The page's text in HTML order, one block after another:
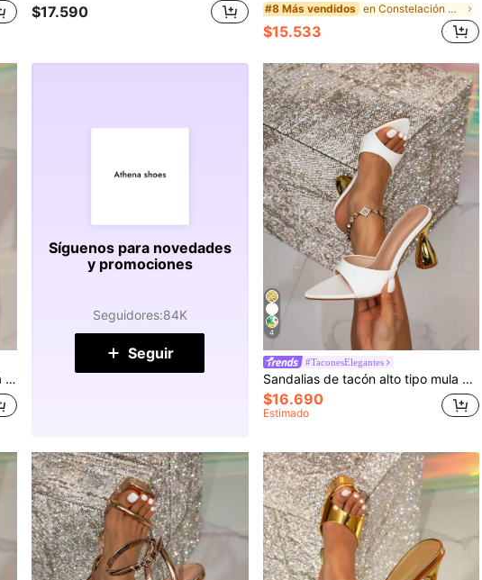
$17.590 #8 Más vendidos en Constelación Sandalias De Mujer
$15.533
Sandalias de tacón alto con punta fina y lazo rojo para mujer, elegantes pantuflas de tacón alto para fiestas
Síguenos para novedades
y promociones
Seguidores:84K
Seguir
4
#TaconesElegantes
Sandalias de tacón alto tipo mula con decoración de pirámide blanca, elegantes zapatillas de tacón alto para fiesta
$16.690
Estimado